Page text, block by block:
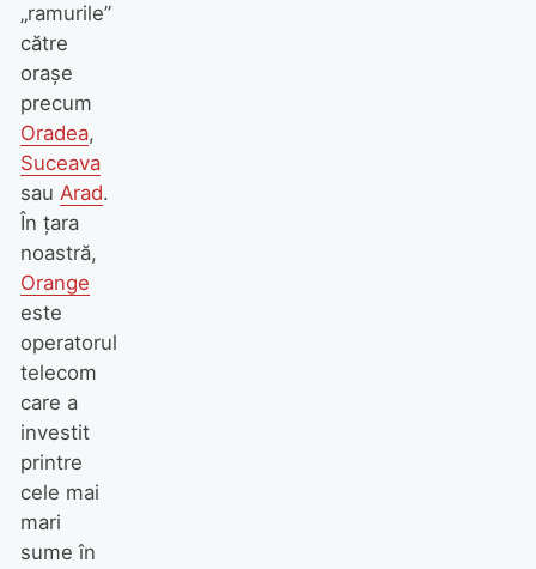
„ramurile”
către
orașe
precum
Oradea,
Suceava
sau Arad.
În țara
noastră,
Orange
este
operatorul
telecom
care a
investit
printre
cele mai
mari
sume în